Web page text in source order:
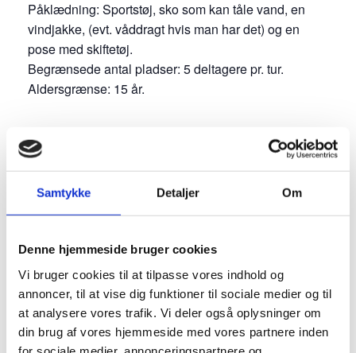
Samtykke Detaljer Om
Denne hjemmeside bruger cookies
Vi bruger cookies til at tilpasse vores indhold og
annoncer, til at vise dig funktioner til sociale medier og til
at analysere vores trafik. Vi deler også oplysninger om
din brug af vores hjemmeside med vores partnere inden
Påklædning: Sportstøj, sko som kan tåle vand, en
vindjakke, (evt. våddragt hvis man har det) og en
pose med skiftetøj.
Begrænsede antal pladser: 5 deltagere pr. tur.
Aldersgrænse: 15 år.
Læs mere om vores mange andre spændende
naturture i Naturkalenderen for 2026 på
www.naturkalenderen.dk og udforsk vores mange Blå
Flag aktiviteter vi tilbyder hele sommeren.